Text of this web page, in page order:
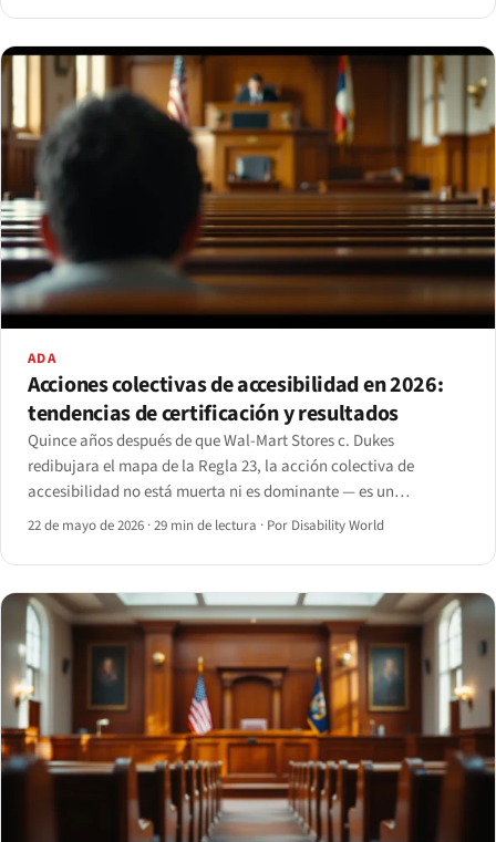
ADA
Acciones colectivas de accesibilidad en 2026:
tendencias de certificación y resultados
Quince años después de que Wal-Mart Stores c. Dukes
redibujara el mapa de la Regla 23, la acción colectiva de
accesibilidad no está muerta ni es dominante — es un
instrumento en lenta recuperación cuya viabilidad en 2026
Blick del Segundo.
22 de mayo de 2026 ·29 min de lectura · Por Disability World